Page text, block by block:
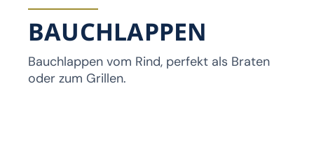
BAUCHLAPPEN
Bauchlappen vom Rind, perfekt als Braten
oder zum Grillen.